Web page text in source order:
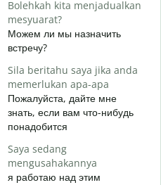
Bolehkah kita menjadualkan
mesyuarat?
Можем ли мы назначить
встречу?
Sila beritahu saya jika anda
memerlukan apa-apa
Пожалуйста, дайте мне
знать, если вам что-нибудь
понадобится
Saya sedang
mengusahakannya
я работаю над этим